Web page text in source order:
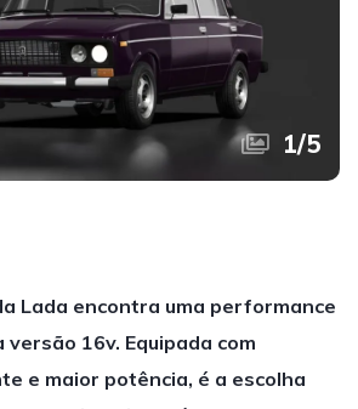
1/5
Lada encontra uma performance
16v. Equipada com
e maior potência, é a escolha